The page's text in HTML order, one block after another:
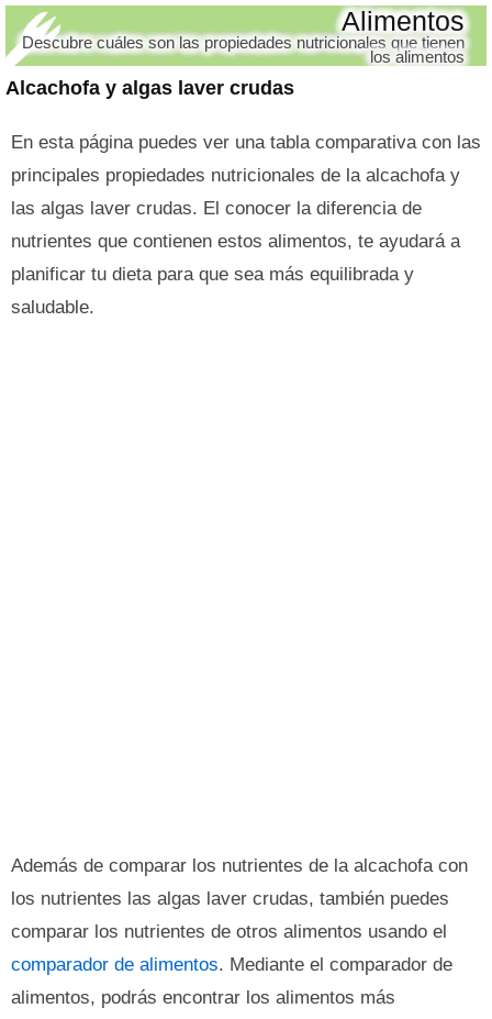
Alcachofa y algas laver crudas
Alimentos
Descubre cuáles son las propiedades nutricionales que tienen
los alimentos
En esta página puedes ver una tabla comparativa con las
principales propiedades nutricionales de la alcachofa y
las algas laver crudas. El conocer la diferencia de
nutrientes que contienen estos alimentos, te ayudará a
planificar tu dieta para que sea más equilibrada y
saludable.
Además de comparar los nutrientes de la alcachofa con
los nutrientes las algas laver crudas, también puedes
comparar los nutrientes de otros alimentos usando el
comparador de alimentos. Mediante el comparador de
alimentos, podrás encontrar los alimentos más